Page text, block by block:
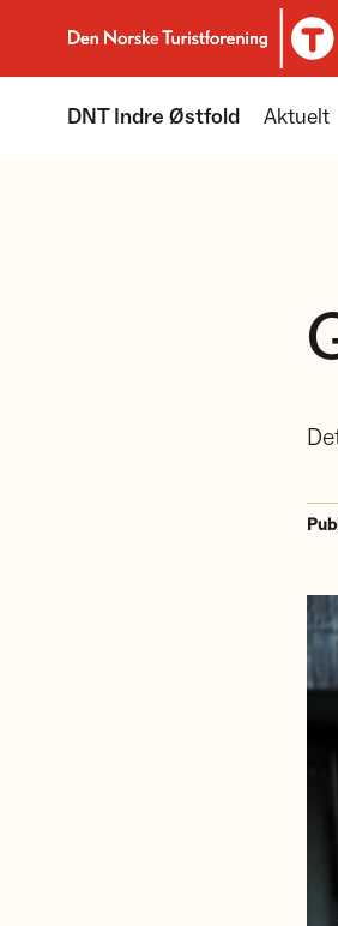
Til DNT.no forside
DNT Indre Østfold Aktuelt